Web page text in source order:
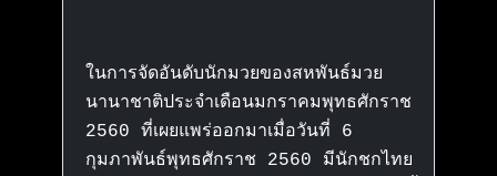
ในการจัดอันดับนักมวยของสหพันธ์มวย
นานาชาติประจำเดือนมกราคมพุทธศักราช
2560 ที่เผยแพร่ออกมาเมื่อวันที่ 6
กุมภาพันธ์พุทธศักราช 2560 มีนักชกไทย